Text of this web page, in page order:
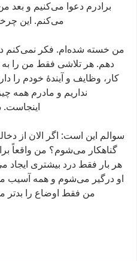
برادرم دعوا می‌کنیم و بعد
می‌کنم. این
من خسته شده‌ام. فکر نمی‌کنم
دهم. هر تلاشی فقط من را به
کار، وظایف و آیندهٔ خودم را
نداریم و مادرم همه چیز
اینجاست.
سوالم این است: اگر الان از
گناهکار می‌شوم؟ من واقعاً
هر بار فقط درد بیشتری ایجاد
او درگیر می‌شوم و همه آسیب
من فقط اوضاع را بدتر